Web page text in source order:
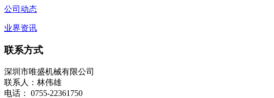
公司动态
业界资讯
联系方式
深圳市唯盛机械有限公司
联系人：林伟雄
电话： 0755-22361750